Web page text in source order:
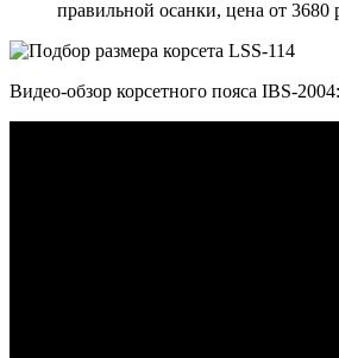
правильной осанки, цена от 3680
Видео-обзор корсетного пояса IBS-2004: